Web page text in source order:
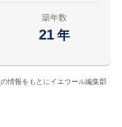
築年数
21 年
の情報をもとにイエウール編集部